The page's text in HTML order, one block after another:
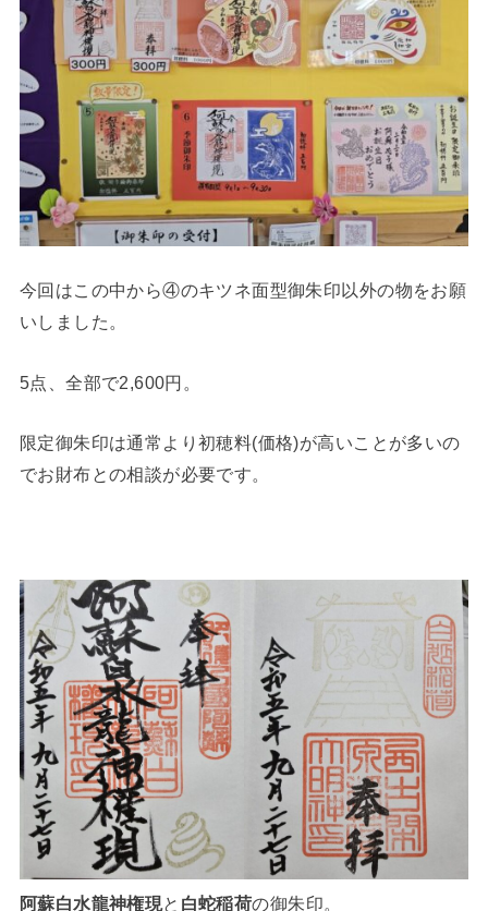
今回はこの中から④のキツネ面型御朱印以外の物をお願
いしました。
5点、全部で2,600円。
限定御朱印は通常より初穂料(価格)が高いことが多いの
でお財布との相談が必要です。
阿蘇白水龍神権現と 白蛇稲荷の御朱印。